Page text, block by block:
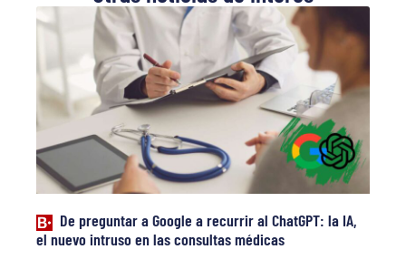
De preguntar a Google a recurrir al ChatGPT: la IA,
el nuevo intruso en las consultas médicas